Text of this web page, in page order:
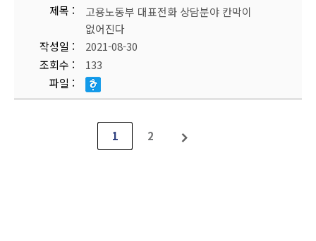
제목
고용노동부 대표전화 상담분야 칸막이
없어진다
작성일
2021-08-30
조회수
133
파일
1 2